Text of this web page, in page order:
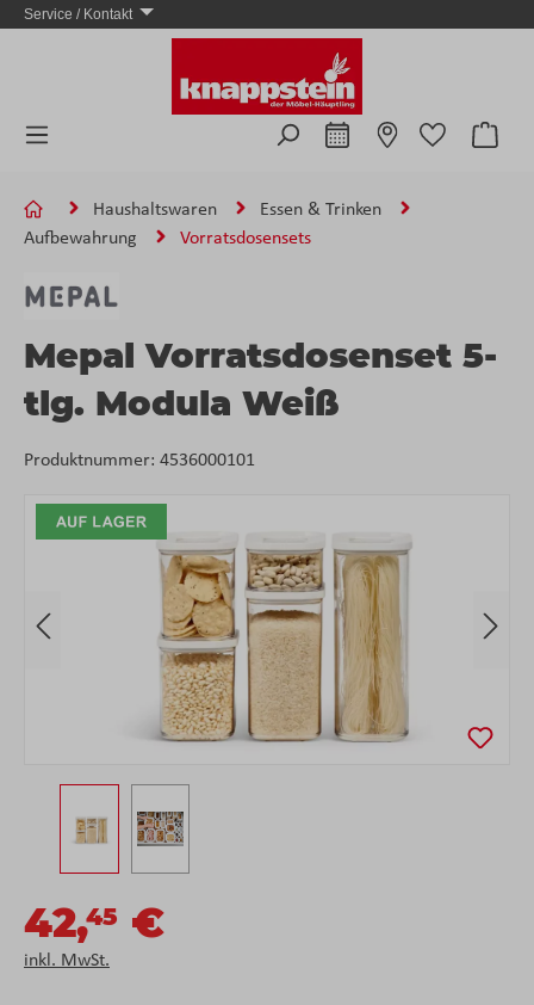
Zum Hauptinhalt springen
Service / Kontakt
Haushaltswaren
Essen & Trinken
Aufbewahrung
Vorratsdosensets
Bildergalerie überspringen
Mepal Vorratsdosenset 5-
tlg. Modula Weiß
Produktnummer: 4536000101
42,45 €
inkl. MwSt.